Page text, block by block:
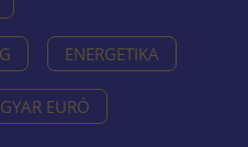
ENERGETIKA
EURÓ